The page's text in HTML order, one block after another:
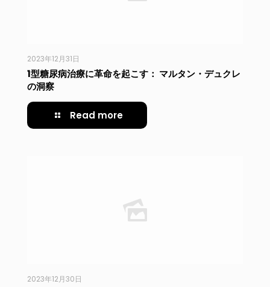
2023年12月31日
1型糖尿病治療に革命を起こす： マルタン・デュクレ
の洞察
Read more
2023年12月30日